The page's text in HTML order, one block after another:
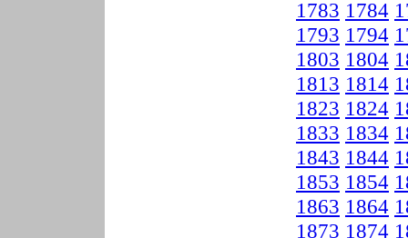
1783 1784
1793 1794
1803 1804
1813 1814
1823 1824
1833 1834
1843 1844
1853 1854
1863 1864
1873 1874